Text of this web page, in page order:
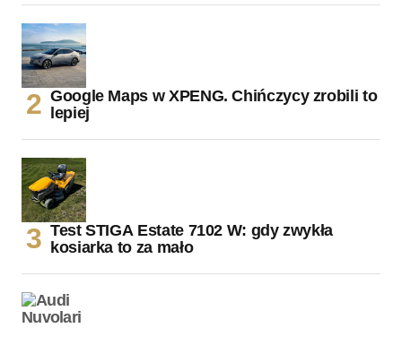
Google Maps w XPENG. Chińczycy zrobili to
lepiej
Test STIGA Estate 7102 W: gdy zwykła
kosiarka to za mało